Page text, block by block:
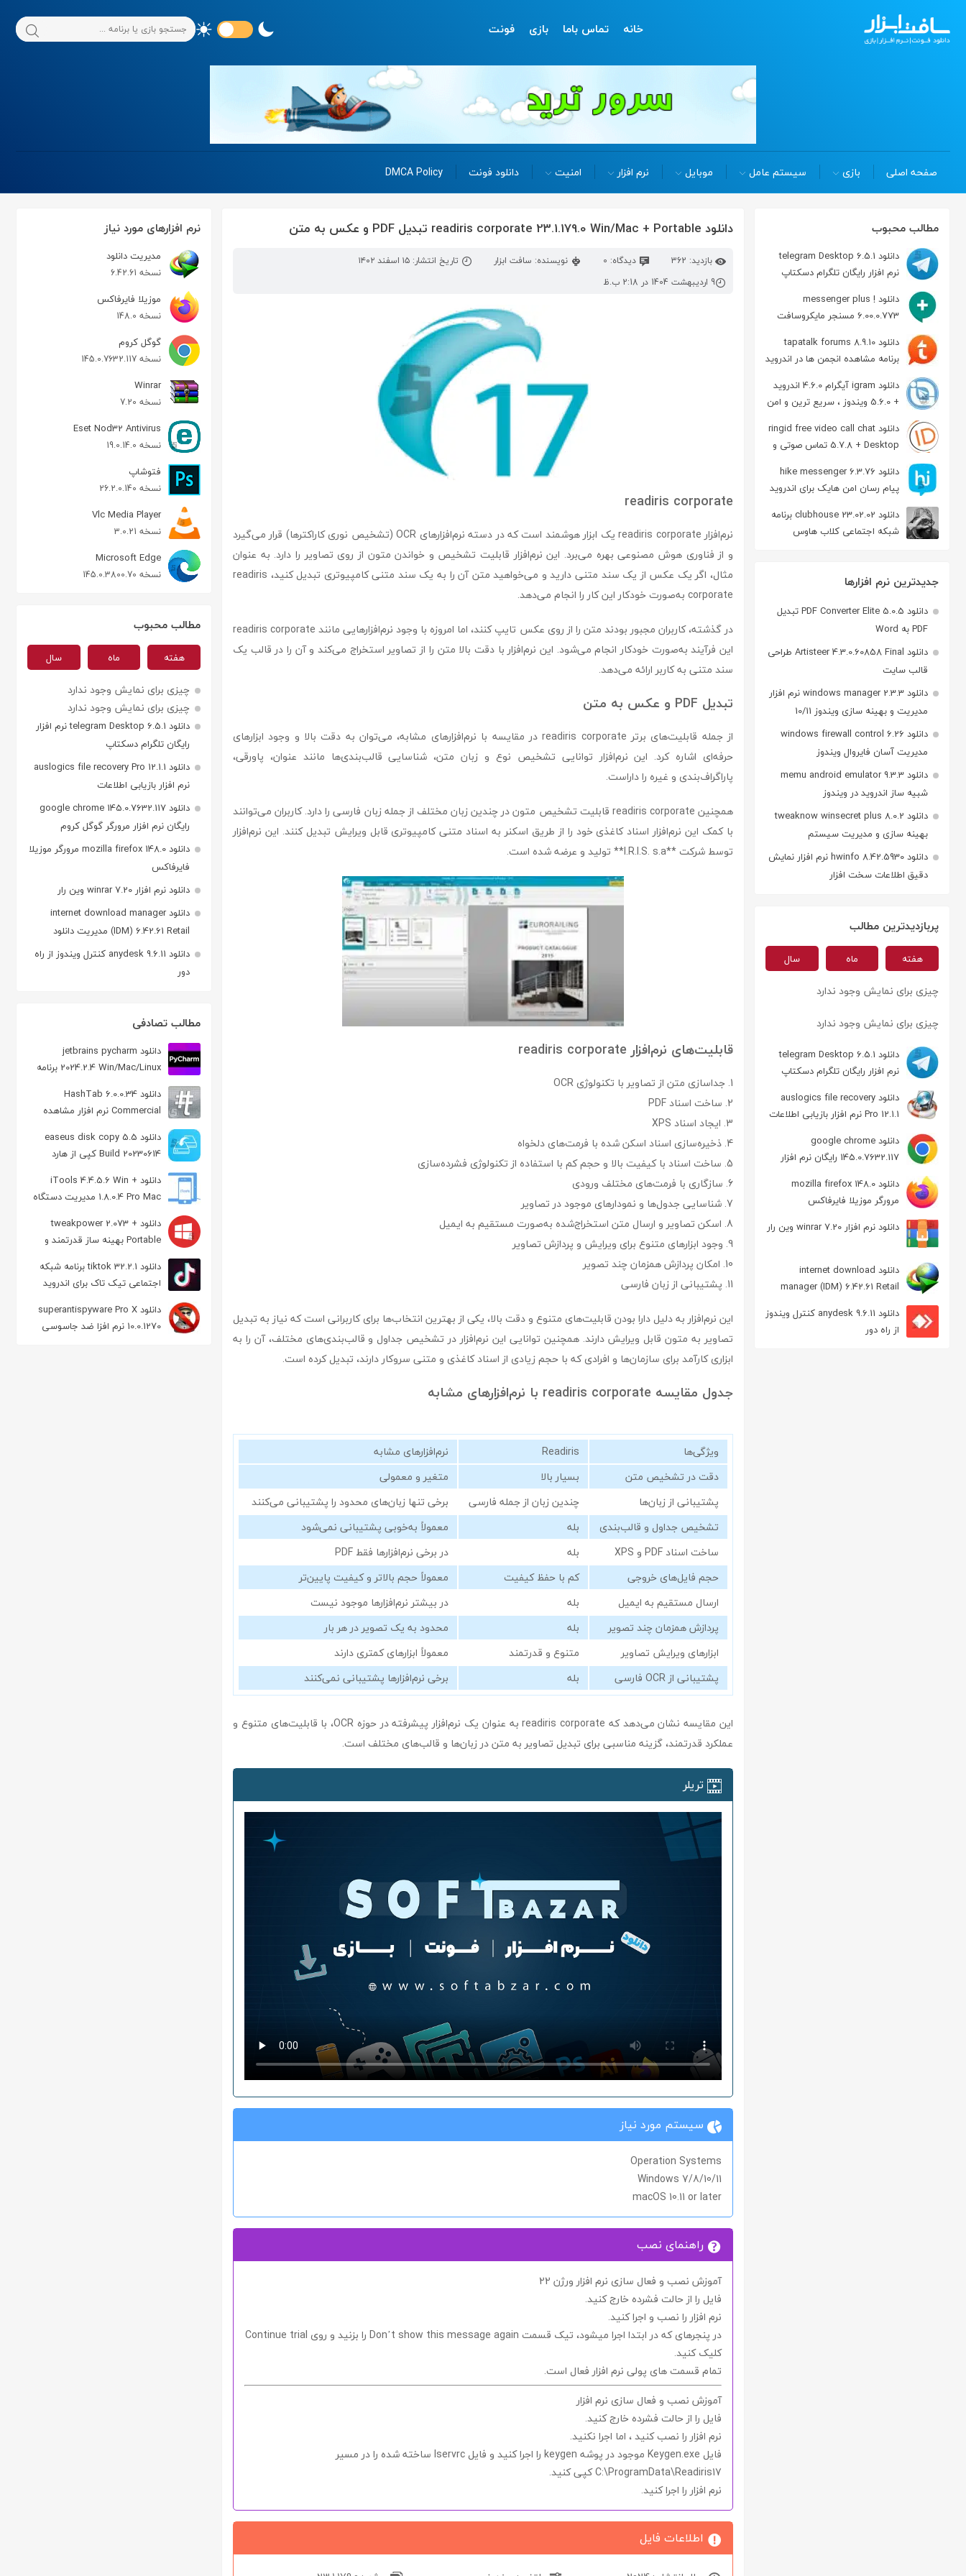
خانه تماس باما بازی فونت
صفحه اصلی بازی سیستم عامل موبایل نرم افزار امنیت دانلود فونت DMCA Policy
مطالب محبوب
دانلود telegram Desktop 6.5.1
نرم افزار رایگان تلگرام دسکتاپ
دانلود messenger plus !
6.00.0.773 مسنجر مایکروسافت
دانلود tapatalk forums 8.9.10
برنامه مشاهده انجمن ها در اندروید
دانلود igram آیگرام 4.6.0 اندروید
+ 5.6.0 ویندوز ، سریع ترین و امن
ترین نسخه تلگرام
دانلود ringid free video call chat
5.7.8 + Desktop تماس صوتی و
تصویری در اندروید
دانلود hike messenger 6.3.76
پیام‌ رسان‌ امن هایک برای اندروید
دانلود clubhouse 23.02.02 برنامه
شبکه اجتماعی کلاب هاوس
جدیدترین نرم افزارها
دانلود PDF Converter Elite 5.0.5 تبدیل
PDF به Word
دانلود Artisteer 4.3.0.60858 Final طراحی
قالب سایت
دانلود windows manager 2.3.3 نرم افزار
مدیریت و بهینه سازی ویندوز 10/11
دانلود windows firewall control 6.26
مدیریت آسان فایروال ویندوز
دانلود memu android emulator 9.3.3
شبیه ساز اندروید در ویندوز
دانلود tweaknow winsecret plus 8.0.2
بهینه سازی و مدیریت سیستم
دانلود hwinfo 8.42.5930 نرم افزار نمایش
دقیق اطلاعات سخت افزار
پربازدیدترین مطالب
هفته ماه سال
چیزی برای نمایش وجود ندارد
چیزی برای نمایش وجود ندارد
دانلود telegram Desktop 6.5.1
نرم افزار رایگان تلگرام دسکتاپ
دانلود auslogics file recovery
Pro 12.1.1 نرم افزار بازیابی اطلاعات
دانلود google chrome
145.0.7632.117 رایگان نرم افزار
مرورگر گوگل کروم
دانلود mozilla firefox 148.0
مرورگر موزیلا فایرفاکس
دانلود نرم افزار winrar 7.20 وین رار
دانلود internet download
manager (IDM) 6.42.61 Retail
مدیریت دانلود
دانلود anydesk 9.6.11 کنترل ویندوز
از راه دور
دانلود readiris corporate 23.1.179.0 Win/Mac + Portable تبدیل PDF و عکس به متن
بازدید: 362 دیدگاه: 0 نویسنده: سافت ابزار
تاریخ انتشار: ۱۵ اسفند ۱۴۰۲
9 اردیبهشت 1404 در 2:18 ب.ظ
readiris corporate
نرم‌افزار readiris corporate یک ابزار هوشمند است که در دسته نرم‌افزارهای OCR (تشخیص نوری کاراکترها) قرار می‌گیرد
و از فناوری هوش مصنوعی بهره می‌برد. این نرم‌افزار قابلیت تشخیص و خواندن متون از روی تصاویر را دارد. به عنوان
مثال، اگر یک عکس از یک سند متنی دارید و می‌خواهید متن آن را به یک سند متنی کامپیوتری تبدیل کنید، readiris
corporate به‌صورت خودکار این کار را انجام می‌دهد.
در گذشته، کاربران مجبور بودند متن را از روی عکس تایپ کنند، اما امروزه با وجود نرم‌افزارهایی مانند readiris corporate
این فرآیند به‌صورت خودکار انجام می‌شود. این نرم‌افزار با دقت بالا متن را از تصاویر استخراج می‌کند و آن را در قالب یک
سند متنی به کاربر ارائه می‌دهد.
تبدیل PDF و عکس به متن
از جمله قابلیت‌های برتر readiris corporate در مقایسه با نرم‌افزارهای مشابه، می‌توان به دقت بالا و وجود ابزارهای
حرفه‌ای اشاره کرد. این نرم‌افزار توانایی تشخیص نوع و زبان متن، شناسایی قالب‌بندی‌ها مانند عنوان، پاورقی،
پاراگراف‌بندی و غیره را داراست.
همچنین readiris corporate قابلیت تشخیص متون در چندین زبان مختلف از جمله زبان فارسی را دارد. کاربران می‌توانند
با کمک این نرم‌افزار اسناد کاغذی خود را از طریق اسکنر به اسناد متنی کامپیوتری قابل ویرایش تبدیل کنند. این نرم‌افزار
توسط شرکت **I.R.I.S. s.a** تولید و عرضه شده است.
قابلیت‌های نرم‌افزار readiris corporate
1. جداسازی متن از تصاویر با تکنولوژی OCR
2. ساخت اسناد PDF
3. ایجاد اسناد XPS
4. ذخیره‌سازی اسناد اسکن شده با فرمت‌های دلخواه
5. ساخت اسناد با کیفیت بالا و حجم کم با استفاده از تکنولوژی فشرده‌سازی
6. سازگاری با فرمت‌های مختلف ورودی
7. شناسایی جدول‌ها و نمودارهای موجود در تصاویر
8. اسکن تصاویر و ارسال متن استخراج‌شده به‌صورت مستقیم به ایمیل
9. وجود ابزارهای متنوع برای ویرایش و پردازش تصاویر
10. امکان پردازش همزمان چند تصویر
11. پشتیبانی از زبان فارسی
این نرم‌افزار به دلیل دارا بودن قابلیت‌های متنوع و دقت بالا، یکی از بهترین انتخاب‌ها برای کاربرانی است که نیاز به تبدیل
تصاویر به متون قابل ویرایش دارند. همچنین توانایی این نرم‌افزار در تشخیص جداول و قالب‌بندی‌های مختلف، آن را به
ابزاری کارآمد برای سازمان‌ها و افرادی که با حجم زیادی از اسناد کاغذی و متنی سروکار دارند، تبدیل کرده است.
جدول مقایسه readiris corporate با نرم‌افزارهای مشابه
ویژگی‌ها Readiris
نرم‌افزارهای مشابه
دقت در تشخیص متن
بسیار بالا
متغیر و معمولی
پشتیبانی از زبان‌ها
چندین زبان از جمله فارسی
برخی تنها زبان‌های محدود را پشتیبانی می‌کنند
تشخیص جداول و قالب‌بندی
بله
معمولاً به‌خوبی پشتیبانی نمی‌شود
ساخت اسناد PDF و XPS
بله
در برخی نرم‌افزارها فقط PDF
حجم فایل‌های خروجی
کم با حفظ کیفیت
معمولاً حجم بالاتر و کیفیت پایین‌تر
ارسال مستقیم به ایمیل
بله
در بیشتر نرم‌افزارها موجود نیست
پردازش همزمان چند تصویر
بله
محدود به یک تصویر در هر بار
ابزارهای ویرایش تصاویر
متنوع و قدرتمند
معمولاً ابزارهای کمتری دارند
پشتیبانی از OCR فارسی
بله برخی نرم‌افزارها پشتیبانی نمی‌کنند
این مقایسه نشان می‌دهد که readiris corporate به عنوان یک نرم‌افزار پیشرفته در حوزه OCR، با قابلیت‌های متنوع و
عملکرد قدرتمند، گزینه مناسبی برای تبدیل تصاویر به متن در زبان‌ها و قالب‌های مختلف است.
تریلر
سیستم مورد نیاز
Operation Systems
Windows 7/8/10/11
macOS 10.11 or later
راهنمای نصب
آموزش نصب و فعال سازی نرم افزار ورژن 22
فایل را از حالت فشرده خارج کنید.
نرم افزار را نصب و اجرا کنید.
در پنجره‎ای که در ابتدا اجرا می‎شود، تیک قسمت
Don’t show this message again را بزنید و روی Continue trial
کلیک کنید.
تمام قسمت های پولی نرم افزار فعال است.
آموزش نصب و فعال سازی نرم افزار
فایل را از حالت فشرده خارج کنید.
نرم افزار را نصب کنید ، اما اجرا نکنید.
فایل Keygen.exe موجود در پوشه keygen را اجرا کنید و فایل lservrc ساخته شده را در مسیر
C:\ProgramData\Readiris17کپی کنید.
نرم افزار را اجرا کنید.
اطلاعات فایل
نرم افزارهای مورد نیاز
مدیریت دانلود
نسخه 6.42.61
موزیلا فایرفاکس
نسخه 148.0
گوگل کروم
نسخه 145.0.7632.117
Winrar
نسخه 7.20
Eset Nod32 Antivirus
نسخه 19.0.14.0
فتوشاپ
نسخه 26.2.0.140
Vlc Media Player
نسخه 3.0.21
Microsoft Edge
نسخه 145.0.3800.70
مطالب محبوب
هفته ماه سال
چیزی برای نمایش وجود ندارد
چیزی برای نمایش وجود ندارد
دانلود telegram Desktop 6.5.1 نرم افزار
رایگان تلگرام دسکتاپ
دانلود auslogics file recovery Pro 12.1.1
نرم افزار بازیابی اطلاعات
دانلود google chrome 145.0.7632.117
رایگان نرم افزار مرورگر گوگل کروم
دانلود mozilla firefox 148.0 مرورگر موزیلا
فایرفاکس
دانلود نرم افزار winrar 7.20 وین رار
دانلود internet download manager
(IDM) 6.42.61 Retail مدیریت دانلود
دانلود anydesk 9.6.11 کنترل ویندوز از راه
دور
مطالب تصادفی
دانلود jetbrains pycharm
2024.2.4 Win/Mac/Linux برنامه
نویسی زبان Python
دانلود HashTab 6.0.0.34
Commercial نرم افزار مشاهده
Hash فایل ها
دانلود easeus disk copy 5.5
Build 20230614 کپی از هارد
دیسک
دانلود iTools 4.4.5.6 Win +
1.8.0.4 Pro Mac مدیریت دستگاه
iOS
دانلود tweakpower 2.073 +
Portable بهینه ساز قدرتمند و
رایگان ویندوز
دانلود tiktok 32.2.1 برنامه شبکه
اجتماعی تیک‌ تاک برای اندروید
دانلود superantispyware Pro X
10.0.1270 نرم افزا ضد جاسوسی